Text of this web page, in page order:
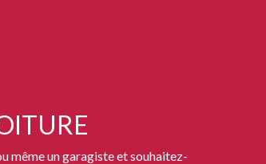
même un garagiste et souhaitez-